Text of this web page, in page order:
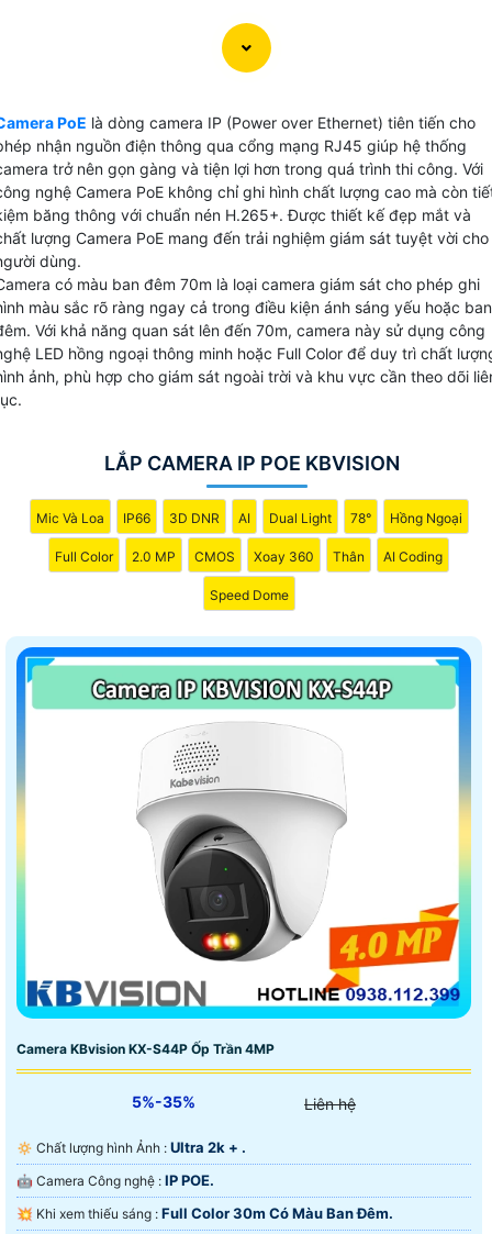
camera PoE KBvision (Power over Ethernet) là lựa
lý tưởng cho hệ thống giám sát mạng nhờ vào khả
công dây cấp nguồn riêng cho từng camera, bạn sẽ tiết
được chi phí và thời gian. Đồng thời, dòng camera
cũng mang đến khả năng quản lý và điều khiển hệ
mạng một cách hiệu quả hơn. Hãy lựa chọn camera
KBvision để nâng cao hiệu suất và tiết kiệm chi phí cho
thống giám sát của bạn.
PoE là dòng camera IP (Power over Ethernet) tiên tiến cho
nhận nguồn điện thông qua cổng mạng RJ45 giúp hệ thống
trở nên gọn gàng và tiện lợi hơn trong quá trình thi công. Với
nghệ Camera PoE không chỉ ghi hình chất lượng cao mà còn
băng thông với chuẩn nén H.265+. Được thiết kế đẹp mắt và
lượng Camera PoE mang đến trải nghiệm giám sát tuyệt vời cho
dùng.
có màu ban đêm 70m là loại camera giám sát cho phép ghi
màu sắc rõ ràng ngay cả trong điều kiện ánh sáng yếu hoặc ban
Với khả năng quan sát lên đến 70m, camera này sử dụng công
LED hồng ngoại thông minh hoặc Full Color để duy trì chất
ảnh, phù hợp cho giám sát ngoài trời và khu vực cần theo dõi
LẮP CAMERA IP POE KBVISION
Mic Và Loa IP66 3D DNR AI Dual Light 78° Hồng Ngoại
Full Color 2.0 MP CMOS Xoay 360 Thân AI Coding
Speed Dome
Camera KBvision KX-S44P Ốp Trần 4MP
5%-35% Liên hệ
🔅 Chất lượng hình Ảnh : Ultra 2k + .
🤖️ Camera Công nghệ : IP POE.
💥 Khi xem thiếu sáng : Full Color 30m Có Màu Ban Ðêm.